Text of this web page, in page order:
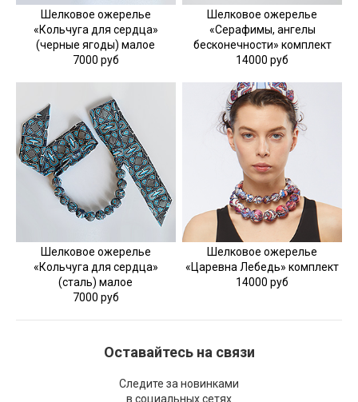
Шелковое ожерелье
«Кольчуга для сердца»
(черные ягоды) малое
7000 руб
Шелковое ожерелье
«Серафимы, ангелы
бесконечности» комплект
14000 руб
Шелковое ожерелье
«Кольчуга для сердца»
(сталь) малое
7000 руб
Шелковое ожерелье
«Царевна Лебедь» комплект
14000 руб
Оставайтесь на связи
Следите за новинками
в социальных сетях